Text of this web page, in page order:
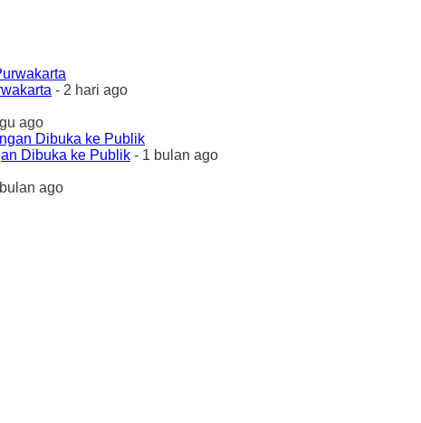
- 2 hari ago
ago
Dibuka ke Publik - 1 bulan ago
ago